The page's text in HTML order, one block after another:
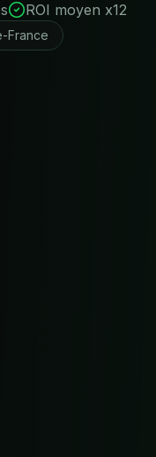
ROI moyen x12
France